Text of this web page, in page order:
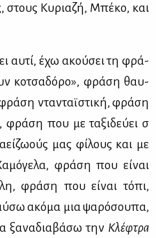
στους Κυ­ρια­ζή, Μπέ­κο, και
αυ­τί, έχω ακού­σει τη φρά­
κο­τσα­δό­ρο», φρά­ση θαυ­
ντα­νταϊ­στι­κή, φρά­ση
φρά­ση που με τα­ξι­δεύ­ει σ᾽
μας φί­λους και με
φρά­ση που εί­ναι
φρά­ση που εί­ναι τό­πι,
ακό­μα μια ψα­ρό­σου­πα,
ξα­να­δια­βά­σω την Κλέ­φτρα